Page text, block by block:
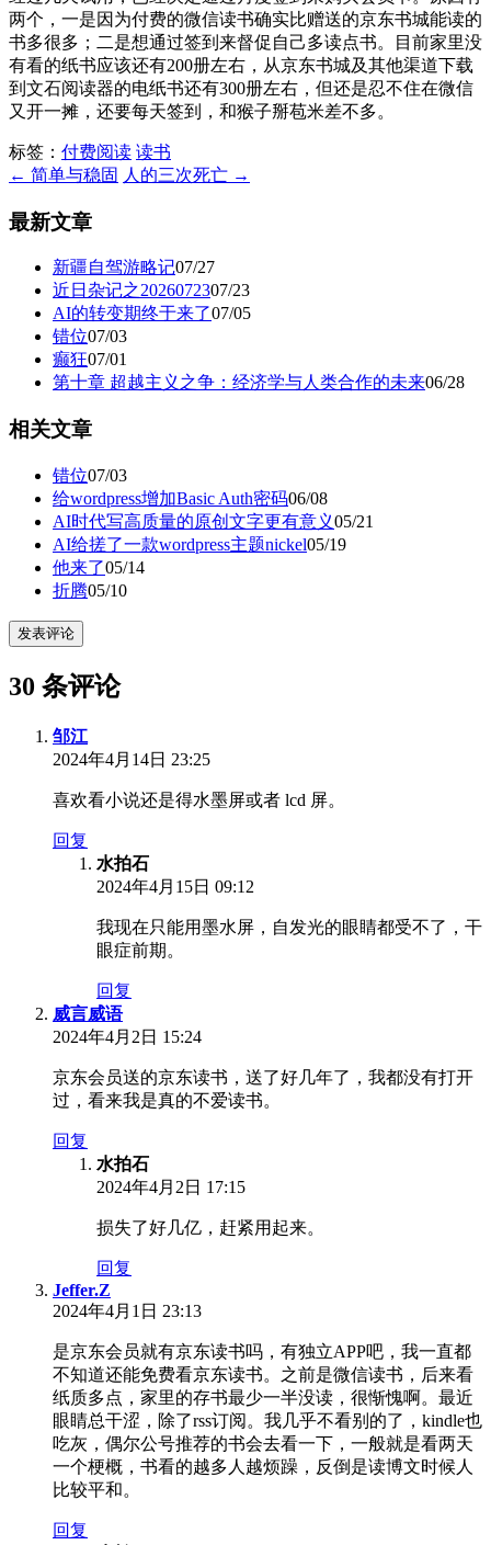
两个，一是因为付费的微信读书确实比赠送的京东书城能读的
书多很多；二是想通过签到来督促自己多读点书。目前家里没
有看的纸书应该还有200册左右，从京东书城及其他渠道下载
到文石阅读器的电纸书还有300册左右，但还是忍不住在微信
又开一摊，还要每天签到，和猴子掰苞米差不多。
标签： 付费阅读 读书
← 简单与稳固 人的三次死亡 →
最新文章
新疆自驾游略记07/27
近日杂记之2026072307/23
AI的转变期终于来了07/05
错位07/03
癫狂07/01
第十章 超越主义之争：经济学与人类合作的未来06/28
相关文章
错位07/03
给wordpress增加Basic Auth密码06/08
AI时代写高质量的原创文字更有意义05/21
AI给搓了一款wordpress主题nickel05/19
他来了05/14
折腾05/10
发表评论
30 条评论
邹江
2024年4月14日 23:25
喜欢看小说还是得水墨屏或者 lcd 屏。
回复
水拍石
2024年4月15日 09:12
我现在只能用墨水屏，自发光的眼睛都受不了，干
眼症前期。
回复
威言威语
2024年4月2日 15:24
京东会员送的京东读书，送了好几年了，我都没有打开
过，看来我是真的不爱读书。
回复
水拍石
2024年4月2日 17:15
损失了好几亿，赶紧用起来。
回复
Jeffer.Z
2024年4月1日 23:13
是京东会员就有京东读书吗，有独立APP吧，我一直都
不知道还能免费看京东读书。之前是微信读书，后来看
纸质多点，家里的存书最少一半没读，很惭愧啊。最近
眼睛总干涩，除了rss订阅。我几乎不看别的了，kindle也
吃灰，偶尔公号推荐的书会去看一下，一般就是看两天
一个梗概，书看的越多人越烦躁，反倒是读博文时候人
比较平和。
回复